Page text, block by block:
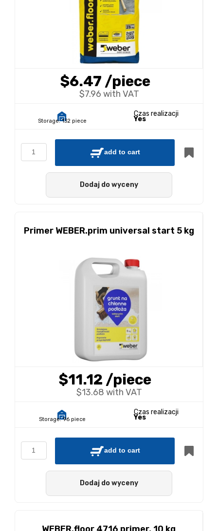
$6.47 /piece
$7.96 with VAT
Storage: 132 piece
Czas realizacji
Yes
add to cart
Dodaj do wyceny
Primer WEBER.prim universal start 5 kg
$11.12 /piece
$13.68 with VAT
Storage: 96 piece
Czas realizacji
Yes
add to cart
Dodaj do wyceny